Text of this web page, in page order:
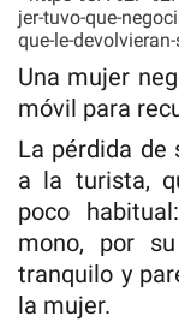
jer-tuvo-que-
que-le-
Una mujer
móvil para
La pérdida de
a la turista,
poco
mono, por
tranquilo y
la mujer.